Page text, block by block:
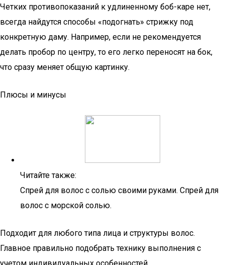
Четких противопоказаний к удлиненному боб-каре нет,
всегда найдутся способы «подогнать» стрижку под
конкретную даму. Например, если не рекомендуется
делать пробор по центру, то его легко переносят на бок,
что сразу меняет общую картинку.
Плюсы и минусы
Читайте также:
Спрей для волос с солью своими руками. Спрей для
волос с морской солью.
Подходит для любого типа лица и структуры волос.
Главное правильно подобрать технику выполнения с